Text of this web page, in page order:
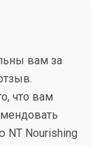
вам за
что вам
NT Nourishing